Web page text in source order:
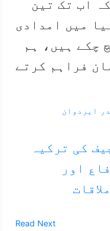
اب تک تین
میں امدادی
چکے ہیں، ہم
فراہم کرتے
ایردوان
کی ترکیہ
اور
Read Next